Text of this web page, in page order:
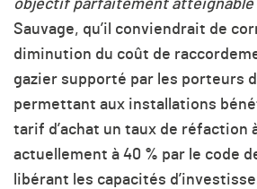
objectif parfaitement atteignable
Sauvage, qu’il conviendrait de
diminution du coût de
gazier supporté par les porteurs
permettant aux installations
tarif d’achat un taux de réfaction
actuellement à 40 % par le code
libérant les capacités